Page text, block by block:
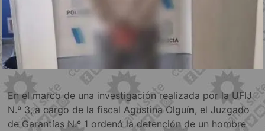
En el marco de una investigación realizada por la UFIJ
N.º 3, a cargo de la fiscal Agustina Olguín, el Juzgado
de Garantías N.º 1 ordenó la detención de un hombre